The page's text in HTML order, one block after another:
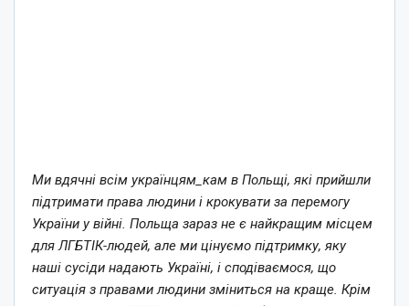
Ми вдячні всім українцям_кам в Польщі, які прийшли
підтримати права людини і крокувати за перемогу
України у війні. Польща зараз не є найкращим місцем
для ЛГБТІК-людей, але ми цінуємо підтримку, яку
наші сусіди надають Україні, і сподіваємося, що
ситуація з правами людини зміниться на краще. Крім